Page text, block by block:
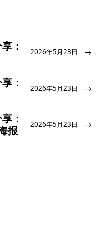
：
2026年5月23日 →
：
2026年5月23日 →
：
报
2026年5月23日 →